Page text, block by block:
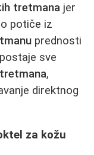
tretmana jer
potiče iz
prednosti
sve
,
direktnog
za kožu